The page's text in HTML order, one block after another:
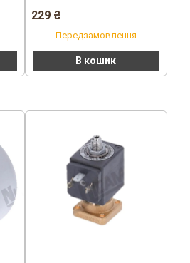
229 ₴
Передзамовлення
В кошик